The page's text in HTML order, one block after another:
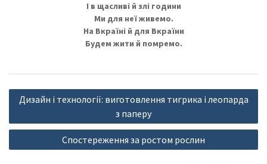
І в щасливі й злі години
Ми для неї живемо.
На Вкраїні й для Вкраїни
Будем жити й помремо.
Навігація
записів
Дизайн і технології: виготовлення тигрика і леопарда
з паперу
Спостереження за ростом рослин